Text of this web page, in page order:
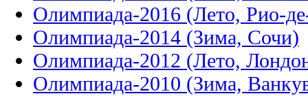
Олимпиада-2016 (Лето, Рио-
Олимпиада-2014 (Зима, Сочи)
Олимпиада-2012 (Лето,
Олимпиада-2010 (Зима,